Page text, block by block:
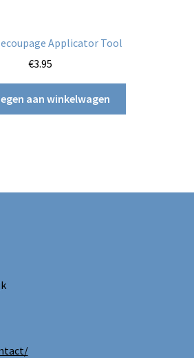
Applicator Tool
€3.95
aan winkelwagen